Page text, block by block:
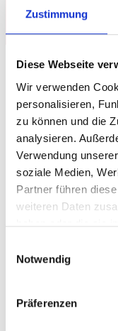
Zustimmung
Diese Webseite
Wir verwenden
personalisieren,
zu können und die
analysieren.
Verwendung
soziale Medien,
Partner führen
weiteren Daten
haben oder die sie
Notwendig
Präferenzen
CNC
Die
Frästeilen
auch die
eine höhere
ästhetische
Sandstrahlen